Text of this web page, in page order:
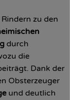
zu den
durch
die
Dank der
Obsterzeuger
und deutlich